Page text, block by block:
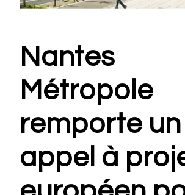
Nantes
Métropole
remporte un
appel à